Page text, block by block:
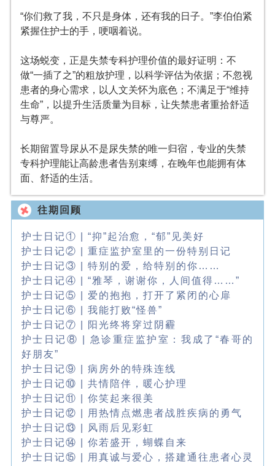
“你们救了我，不只是身体，还有我的日子。”李伯伯紧
紧握住护士的手，哽咽着说。
这场蜕变，正是失禁专科护理价值的最好证明：不
做“一插了之”的粗放护理，以科学评估为依据；不忽视
患者的身心需求，以人文关怀为底色；不满足于“维持
生命”，以提升生活质量为目标，让失禁患者重拾舒适
与尊严。
长期留置导尿从不是尿失禁的唯一归宿，专业的失禁
专科护理能让高龄患者告别束缚，在晚年也能拥有体
面、舒适的生活。
往期回顾
护士日记① | “抑”起治愈，“郁”见美好
护士日记② | 重症监护室里的一份特别日记
护士日记③ | 特别的爱，给特别的你……
护士日记④ | “雅琴，谢谢你，人间值得……”
护士日记⑤ | 爱的抱抱，打开了紧闭的心扉
护士日记⑥ | 我能打败“怪兽”
护士日记⑦ | 阳光终将穿过阴霾
护士日记⑧ | 急诊重症监护室：我成了“春哥的
好朋友”
护士日记⑨ | 病房外的特殊连线
护士日记⑩ | 共情陪伴，暖心护理
护士日记⑪ | 你笑起来很美
护士日记⑫ | 用热情点燃患者战胜疾病的勇气
护士日记⑬ | 风雨后见彩虹
护士日记⑭ | 你若盛开，蝴蝶自来
护士日记⑮ | 用真诚与爱心，搭建通往患者心灵